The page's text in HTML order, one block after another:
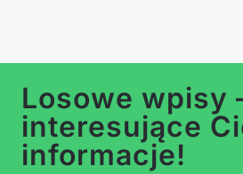
Losowe wpisy
interesujące
informacje!